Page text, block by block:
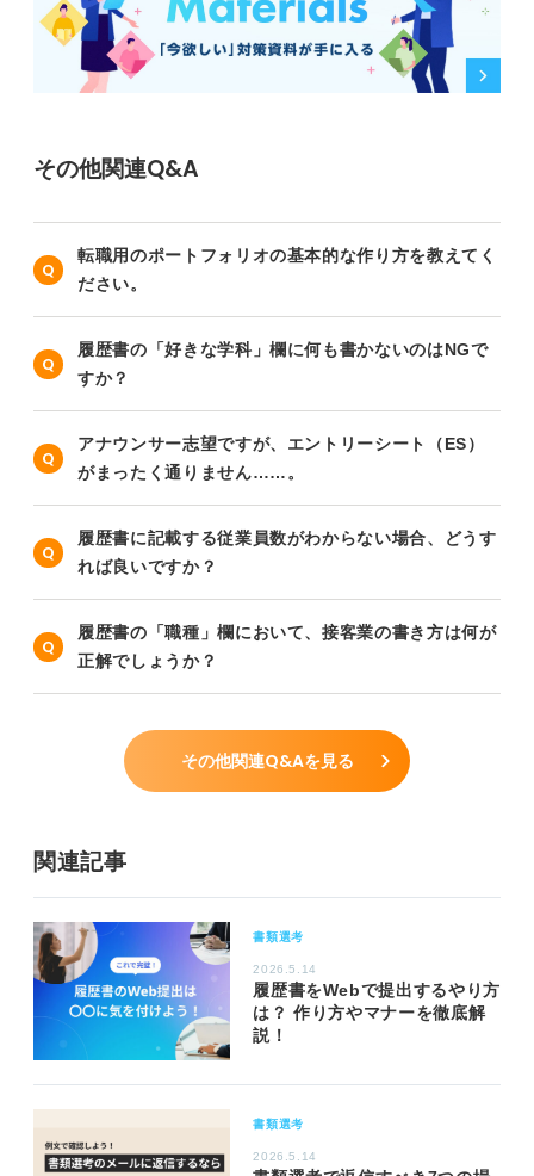
その他関連Q&A
転職用のポートフォリオの基本的な作り方を教えてく
ださい。
履歴書の「好きな学科」欄に何も書かないのはNGで
すか？
アナウンサー志望ですが、エントリーシート（ES）
がまったく通りません……。
履歴書に記載する従業員数がわからない場合、どうす
れば良いですか？
履歴書の「職種」欄において、接客業の書き方は何が
正解でしょうか？
その他関連Q&Aを見る
関連記事
書類選考
2026.5.14
履歴書をWebで提出するやり方
は？ 作り方やマナーを徹底解
説！
書類選考
2026.5.14